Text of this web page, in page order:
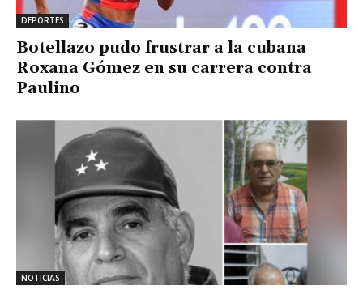
DEPORTES
Botellazo pudo frustrar a la cubana
Roxana Gómez en su carrera contra
Paulino
NOTICIAS